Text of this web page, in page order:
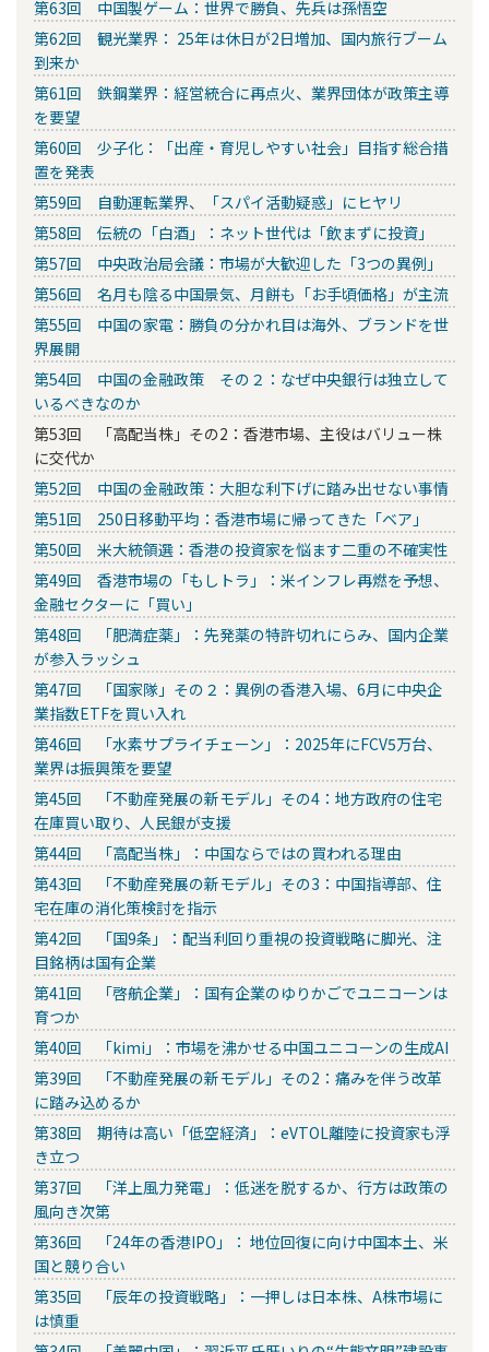
第63回 中国製ゲーム：世界で勝負、先兵は孫悟空
第62回 観光業界： 25年は休日が2日増加、国内旅行ブーム
到来か
第61回 鉄鋼業界：経営統合に再点火、業界団体が政策主導
を要望
第60回 少子化：「出産・育児しやすい社会」目指す総合措
置を発表
第59回 自動運転業界、「スパイ活動疑惑」にヒヤリ
第58回 伝統の「白酒」：ネット世代は「飲まずに投資」
第57回 中央政治局会議：市場が大歓迎した「3つの異例」
第56回 名月も陰る中国景気、月餅も「お手頃価格」が主流
第55回 中国の家電：勝負の分かれ目は海外、ブランドを世
界展開
第54回 中国の金融政策 その２：なぜ中央銀行は独立して
いるべきなのか
第53回 「高配当株」その2：香港市場、主役はバリュー株
に交代か
第52回 中国の金融政策：大胆な利下げに踏み出せない事情
第51回 250日移動平均：香港市場に帰ってきた「ベア」
第50回 米大統領選：香港の投資家を悩ます二重の不確実性
第49回 香港市場の「もしトラ」：米インフレ再燃を予想、
金融セクターに「買い」
第48回 「肥満症薬」：先発薬の特許切れにらみ、国内企業
が参入ラッシュ
第47回 「国家隊」その２：異例の香港入場、6月に中央企
業指数ETFを買い入れ
第46回 「水素サプライチェーン」：2025年にFCV5万台、
業界は振興策を要望
第45回 「不動産発展の新モデル」その4：地方政府の住宅
在庫買い取り、人民銀が支援
第44回 「高配当株」：中国ならではの買われる理由
第43回 「不動産発展の新モデル」その3：中国指導部、住
宅在庫の消化策検討を指示
第42回 「国9条」：配当利回り重視の投資戦略に脚光、注
目銘柄は国有企業
第41回 「啓航企業」：国有企業のゆりかごでユニコーンは
育つか
第40回 「kimi」：市場を沸かせる中国ユニコーンの生成AI
第39回 「不動産発展の新モデル」その2：痛みを伴う改革
に踏み込めるか
第38回 期待は高い「低空経済」：eVTOL離陸に投資家も浮
き立つ
第37回 「洋上風力発電」：低迷を脱するか、行方は政策の
風向き次第
第36回 「24年の香港IPO」： 地位回復に向け中国本土、米
国と競り合い
第35回 「辰年の投資戦略」：一押しは日本株、A株市場に
は慎重